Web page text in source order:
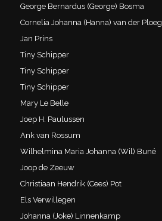
George Bernardus (George) Bosma
Cornelia Johanna (Hanna) van der Ploeg
Jan Prins
Tiny Schipper
Tiny Schipper
Tiny Schipper
Mary Le Belle
Joep H. Paulussen
Ank van Rossum
Wilhelmina Maria Johanna (Wil) Buné
Joop de Zeeuw
Christiaan Hendrik (Cees) Pot
Els Verwillegen
Johanna (Joke) Linnenkamp